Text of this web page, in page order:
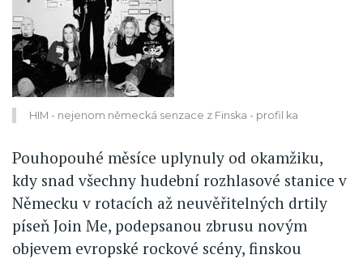
HIM - nejenom německá senzace z Finska - profil ka
Pouhopouhé měsíce uplynuly od okamžiku,
kdy snad všechny hudební rozhlasové stanice v
Německu v rotacích až neuvěřitelných drtily
píseň Join Me, podepsanou zbrusu novým
objevem evropské rockové scény, finskou